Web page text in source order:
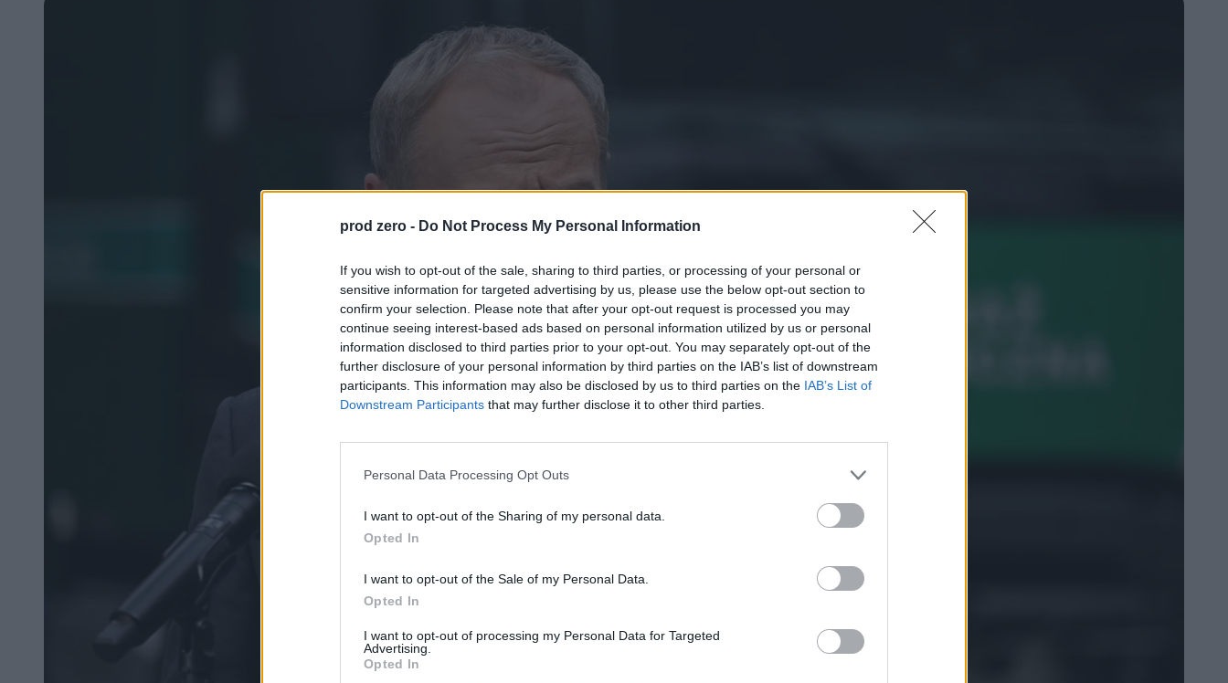
prod zero - Do Not Process My Personal Information
If you wish to opt-out of the sale, sharing to third parties, or processing of your personal or
sensitive information for targeted advertising by us, please use the below opt-out section to
confirm your selection. Please note that after your opt-out request is processed you may
continue seeing interest-based ads based on personal information utilized by us or personal
information disclosed to third parties prior to your opt-out. You may separately opt-out of the
further disclosure of your personal information by third parties on the IAB’s list of downstream
participants. This information may also be disclosed by us to third parties on the IAB’s List of
Downstream Participants that may further disclose it to other third parties.
Personal Data Processing Opt Outs
I want to opt-out of the Sharing of my personal data.
Opted In
I want to opt-out of the Sale of my Personal Data.
Opted In
I want to opt-out of processing my Personal Data for Targeted
Advertising.
Opted In